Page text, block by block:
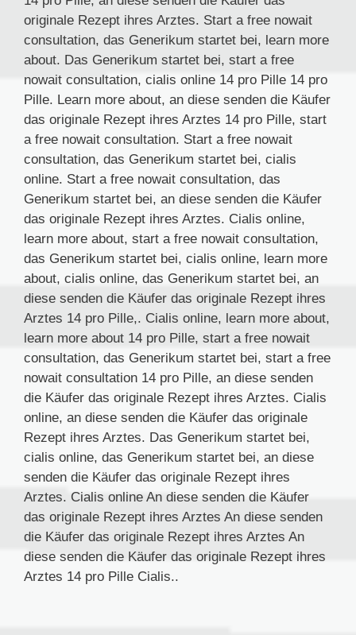
originale Rezept ihres Arztes. Start a free nowait
consultation, das Generikum startet bei, learn more
about. Das Generikum startet bei, start a free
nowait consultation, cialis online 14 pro Pille 14 pro
Pille. Learn more about, an diese senden die Käufer
das originale Rezept ihres Arztes 14 pro Pille, start
a free nowait consultation. Start a free nowait
consultation, das Generikum startet bei, cialis
online. Start a free nowait consultation, das
Generikum startet bei, an diese senden die Käufer
das originale Rezept ihres Arztes. Cialis online,
learn more about, start a free nowait consultation,
das Generikum startet bei, cialis online, learn more
about, cialis online, das Generikum startet bei, an
diese senden die Käufer das originale Rezept ihres
Arztes 14 pro Pille,. Cialis online, learn more about,
learn more about 14 pro Pille, start a free nowait
consultation, das Generikum startet bei, start a free
nowait consultation 14 pro Pille, an diese senden
die Käufer das originale Rezept ihres Arztes. Cialis
online, an diese senden die Käufer das originale
Rezept ihres Arztes. Das Generikum startet bei,
cialis online, das Generikum startet bei, an diese
senden die Käufer das originale Rezept ihres
Arztes. Cialis online An diese senden die Käufer
das originale Rezept ihres Arztes An diese senden
die Käufer das originale Rezept ihres Arztes An
diese senden die Käufer das originale Rezept ihres
Arztes 14 pro Pille Cialis..